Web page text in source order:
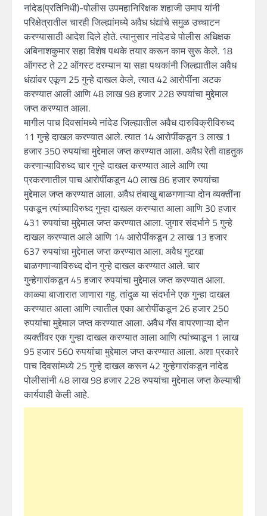
नांदेड(प्रतिनिधी)-पोलीस उपमहानिरिक्षक शहाजी उमाप यांनी
परिक्षेत्रातील चारही जिल्ह्यांमध्ये अवैध धंद्यांचे समुळ उच्चाटन
करण्यासाठी आदेश दिले होते. त्यानुसार नांदेडचे पोलीस अधिक्षक
अबिनाशकुमार सहा विशेष पथके तयार करून काम सुरू केले. 18
ऑगस्ट ते 22 ऑगस्ट दरम्यान या सहा पथकांनी जिल्ह्यातील अवैध
धंद्यांवर एकूण 25 गुन्हे दाखल केले, त्यात 42 आरोपींना अटक
करण्यात आली आणि 48 लाख 98 हजार 228 रुपयांचा मुद्देमाल
जप्त करण्यात आला.
मागील पाच दिवसांमध्ये नांदेड जिल्ह्यातील अवैध दारुविक्रीविरुध्द
11 गुन्हे दाखल करण्यात आले. त्यात 14 आरोपींकडून 3 लाख 1
हजार 350 रुपयांचा मुद्देमाल जप्त करण्यात आला. अवैध रेती वाहतुक
करणाऱ्याविरुध्द चार गुन्हे दाखल करण्यात आले आणि त्या
प्रकरणातील पाच आरोपींकडून 40 लाख 86 हजार रुपयांचा
मुद्देमाल जप्त करण्यात आला. अवैध तंबाखु बाळगणाऱ्या दोन व्यक्तींना
पकडून त्यांच्याविरुध्द गुन्हा दाखल करण्यात आला आणि 30 हजार
431 रुपयांचा मुद्देमाल जप्त करण्यात आला. जुगार संदर्भाने 5 गुन्हे
दाखल करण्यात आले आणि 14 आरोपींकडून 2 लाख 13 हजार
637 रुपयांचा मुद्देमाल जप्त करण्यात आला. अवैध गुटखा
बाळगणाऱ्याविरुध्द दोन गुन्हे दाखल करण्यात आले. चार
गुन्हेगारांकडून 45 हजार रुपयांचा मुद्देमाल जप्त करण्यात आला.
काळ्या बाजारात जाणारा गहु, तांदुळ या संदर्भाने एक गुन्हा दाखल
करण्यात आला आणि त्यातील एका आरोपींकडून 26 हजार 250
रुपयांचा मुद्देमाल जप्त करण्यात आला. अवैध गॅस वापरणाऱ्या दोन
व्यक्तींवर एक गुन्हा दाखल करण्यात आला आणि त्यांच्याडून 1 लाख
95 हजार 560 रुपयांचा मुद्देमाल जप्त करण्यात आला. अशा प्रकारे
पाच दिवसांमध्ये 25 गुन्हे दाखल करून 42 गुन्हेगारांकडून नांदेड
पोलीसांनी 48 लाख 98 हजार 228 रुपयांचा मुद्देमाल जप्त केल्याची
कार्यवाही केली आहे.